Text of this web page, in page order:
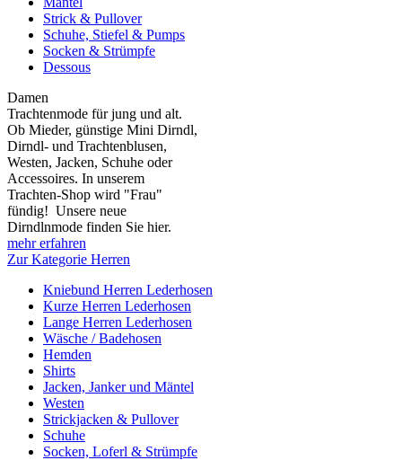
Strick & Pullover
Schuhe, Stiefel & Pumps
Socken & Strümpfe
Dessous
Damen
Trachtenmode für jung und alt.
Ob Mieder, günstige Mini Dirndl,
Dirndl- und Trachtenblusen,
Westen, Jacken, Schuhe oder
Accessoires. In unserem
Trachten-Shop wird "Frau"
fündig! Unsere neue
Dirndlnmode finden Sie hier.
mehr erfahren
Zur Kategorie Herren
Kniebund Herren Lederhosen
Kurze Herren Lederhosen
Lange Herren Lederhosen
Wäsche / Badehosen
Hemden
Shirts
Jacken, Janker und Mäntel
Westen
Strickjacken & Pullover
Schuhe
Socken, Loferl & Strümpfe